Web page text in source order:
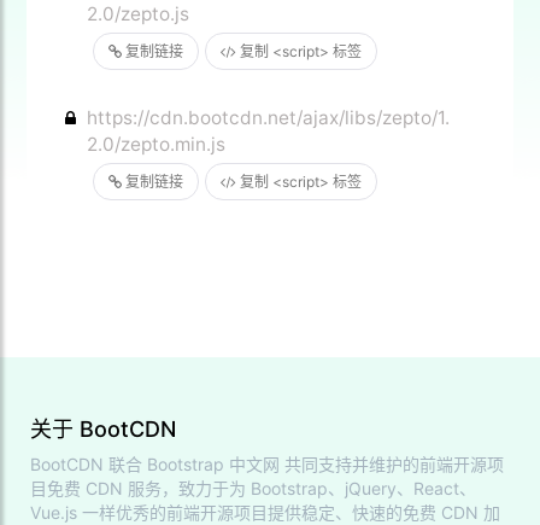
复制链接 复制 <script> 标签
2.0/zepto.js
复制链接 复制 <script> 标签
https://cdn.bootcdn.net/ajax/libs/zepto/1.
2.0/zepto.min.js
关于 BootCDN
BootCDN 联合 Bootstrap 中文网 共同支持并维护的前端开源项
目免费 CDN 服务，致力于为 Bootstrap、jQuery、React、
Vue.js 一样优秀的前端开源项目提供稳定、快速的免费 CDN 加